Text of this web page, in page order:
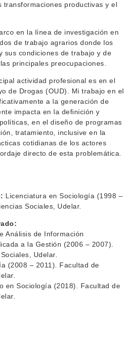
transformaciones productivas y el
en la línea de investigación en
de trabajo agrarios donde los
sus condiciones de trabajo y de
principales preocupaciones.
actividad profesional es en el
de Drogas (OUD). Mi trabajo en el
a la generación de
impacta en la definición y
en el diseño de programas
tratamiento, inclusive en la
cotidianas de los actores
directo de esta problemática.
Licenciatura en Sociología (1998 –
Sociales, Udelar.
Análisis de Información
a la Gestión (2006 – 2007).
Udelar.
(2008 – 2011). Facultad de
en Sociología (2018). Facultad de